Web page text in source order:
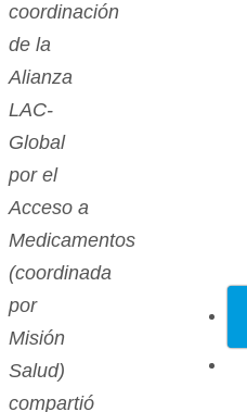
coordinación
de la
Alianza
LAC-
Global
por el
Acceso a
Medicamentos
(coordinada
por
Misión
Salud)
compartió